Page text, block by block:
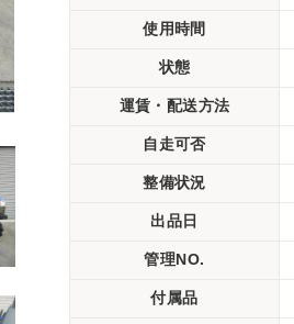
使用時間
状態
運賃・配送方法
自走可否
整備状況
出品日
管理NO.
付属品